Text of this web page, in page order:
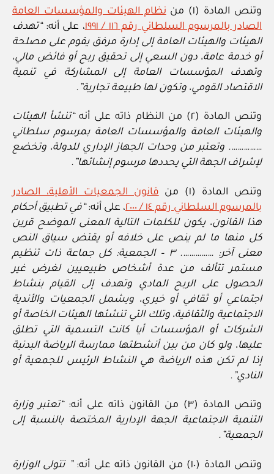
وتنص المادة (١) من
نظام الهيئات والمؤسسات العامة
الصادر بالمرسوم السلطاني رقم ١١٦ / ١٩٩١
، على أنه:“تهدف
الهيئات والهيئات العامة إلى إدارة مرفق يقوم على مصلحة
أو خدمة عامة، دون السعي إلى تحقيق ربح أو فائض مالي،
وتهدف المؤسسات العامة إلى المشاركة في تنمية
الاقتصاد القومي، وتكون لها طبيعة تجارية”.
وتنص المادة (٢) من النظام ذاته على أنه
“تنشأ الهيئات
والهيئات العامة والمؤسسات العامة بمرسوم سلطاني
……………. وتعتبر من وحدات الجهاز الإداري للدولة، وتخضع
لإشراف الجهة التي يحددها مرسوم إنشائها”.
وتنص المادة (١) من
قانون الجمعيات الأهلية، الصادر
بالمرسوم السلطاني رقم ١٤ / ٢٠٠٠
، على أنه:“في تطبيق أحكام
هذا القانون، يكون للكلمات التالية المعنى الموضح قرين
كل منها ما لم ينص على خلافه أو يقتض سياق النص
معنى آخر: ……………. ٣ – الجمعية: كل جماعة ذات تنظيم
مستمر تتألف من عدة أشخاص طبيعيين لغرض غير
الحصول على الربح المادي وتهدف إلى القيام بنشاط
اجتماعي أو ثقافي أو خيري، ويشمل الجمعيات والأندية
الاجتماعية والثقافية، وتلك التي تنشئها الهيئات الخاصة أو
الشركات أو المؤسسات أيا كانت التسمية التي تطلق
عليها، ولو كان من بين أنشطتها ممارسة الرياضة البدنية
إذا لم تكن هذه الرياضة هي النشاط الرئيس للجمعية أو
النادي”.
وتنص المادة (٣) من القانون ذاته على أنه:
“تعتبر وزارة
التنمية الاجتماعية الجهة الإدارية المختصة بالنسبة إلى
الجمعية”.
وتنص المادة (١٠) من القانون ذاته على أنه:
” تتولى الوزارة